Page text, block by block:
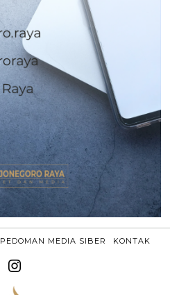
PEDOMAN MEDIA SIBER KONTAK